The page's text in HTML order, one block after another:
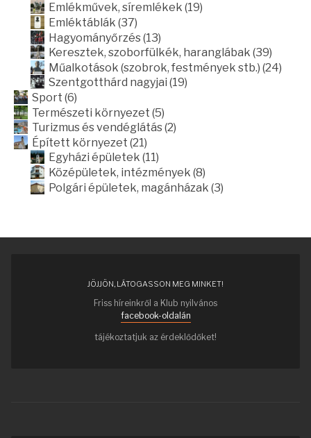
Emlékművek, síremlékek (19)
Emléktáblák (37)
Hagyományőrzés (13)
Keresztek, szoborfülkék, haranglábak (39)
Műalkotások (szobrok, festmények stb.) (24)
Szentgotthárd nagyjai (19)
Sport (6)
Természeti környezet (5)
Turizmus és vendéglátás (2)
Épített környezet (21)
Egyházi épületek (11)
Középületek, intézmények (8)
Polgári épületek, magánházak (3)
JÖJJÖN, LÁTOGASSON MEG MINKET!
Friss híreinkről a Klub nyilvános
facebook-oldalán
tájékoztatjuk az érdeklődőket!